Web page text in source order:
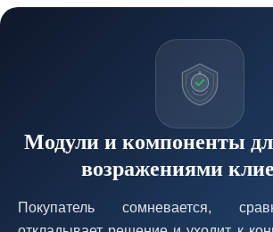
Модули и компоненты
возражениями
Покупатель сомневается,